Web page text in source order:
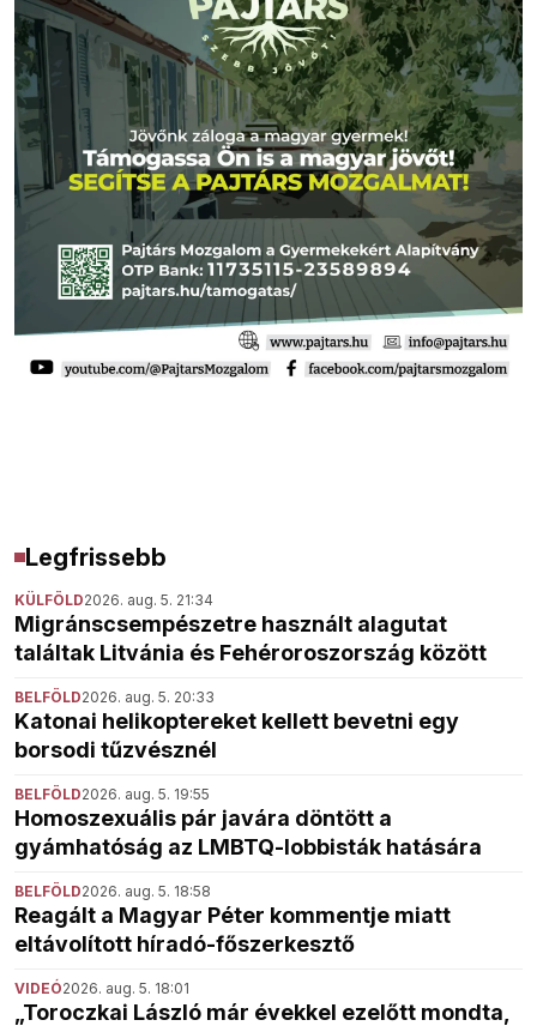
Legfrissebb
KÜLFÖLD2026. aug. 5. 21:34
Migránscsempészetre használt alagutat
találtak Litvánia és Fehéroroszország között
BELFÖLD2026. aug. 5. 20:33
Katonai helikoptereket kellett bevetni egy
borsodi tűzvésznél
BELFÖLD2026. aug. 5. 19:55
Homoszexuális pár javára döntött a
gyámhatóság az LMBTQ-lobbisták hatására
BELFÖLD2026. aug. 5. 18:58
Reagált a Magyar Péter kommentje miatt
eltávolított híradó-főszerkesztő
VIDEÓ2026. aug. 5. 18:01
„Toroczkai László már évekkel ezelőtt mondta,